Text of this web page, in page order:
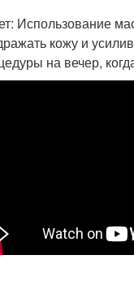
Использование
кожу и
на вечер,